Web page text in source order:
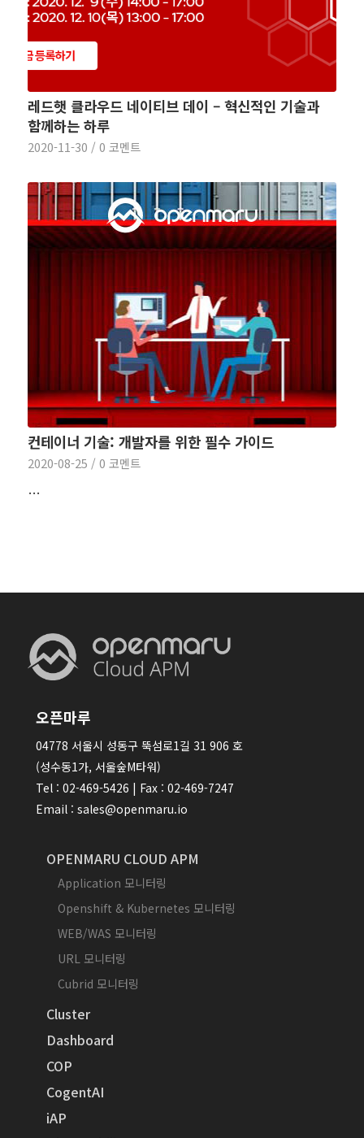
레드햇 클라우드 네이티브 데이 – 혁신적인 기술과
함께하는 하루
2020-11-30 / 0 코멘트
컨테이너 기술: 개발자를 위한 필수 가이드
2020-08-25 / 0 코멘트
…
오픈마루
04778 서울시 성동구 뚝섬로1길 31 906 호
(성수동1가, 서울숲M타워)
Tel : 02-469-5426 | Fax : 02-469-7247
Email : sales@openmaru.io
OPENMARU CLOUD APM
Application 모니터링
Openshift & Kubernetes 모니터링
WEB/WAS 모니터링
URL 모니터링
Cubrid 모니터링
Cluster
Dashboard
COP
CogentAI
iAP